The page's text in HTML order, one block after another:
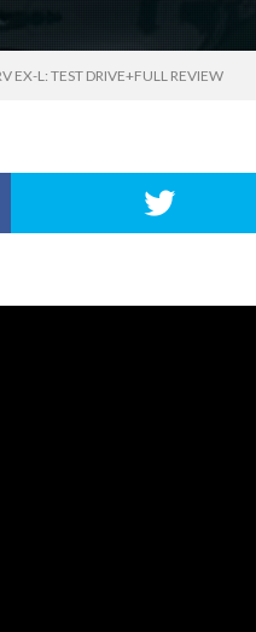
EX-L: TEST DRIVE+FULL REVIEW